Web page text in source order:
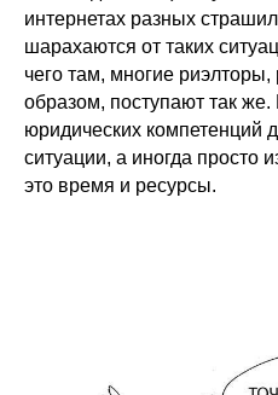
интернетах разных
шарахаются от таких
чего там, многие
образом, поступают так же.
юридических компетенций
ситуации, а иногда просто
это время и ресурсы.